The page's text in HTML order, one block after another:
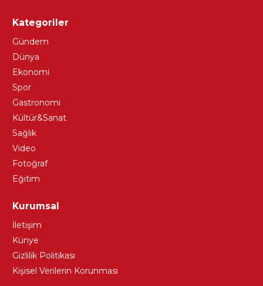
Kategoriler
Gündem
Dünya
Ekonomi
Spor
Gastronomi
Kültür&Sanat
Sağlık
Video
Fotoğraf
Eğitim
Kurumsal
İletişim
Künye
Gizlilik Politikası
Kişisel Verilerin Korunması